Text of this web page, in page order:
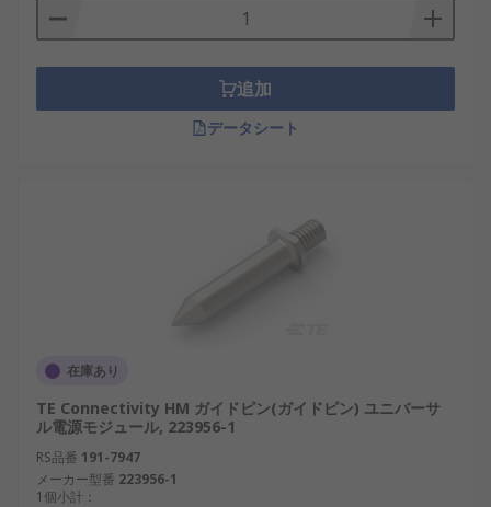
ガイドアクセサリ: バックプレーンの枠にな
り、取り付けが簡単になります。
: トップエントリのカバーな
ど、 ほこりや異物がバックプレーンに入らな
コネクタコンタクト
タクトに接続されている基板をホストしま
追加
データシート
在庫あり
TE Connectivity HM ガイドピン(ガイドピン) ユニバーサ
ル電源モジュール, 223956-1
RS品番 191-7947
メーカー型番 223956-1
1個小計：